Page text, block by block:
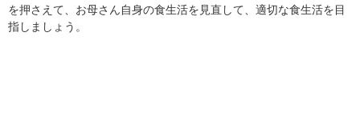
を押さえて、お母さん自身の食生活を見直して、適切な食生活を目
指しましょう。